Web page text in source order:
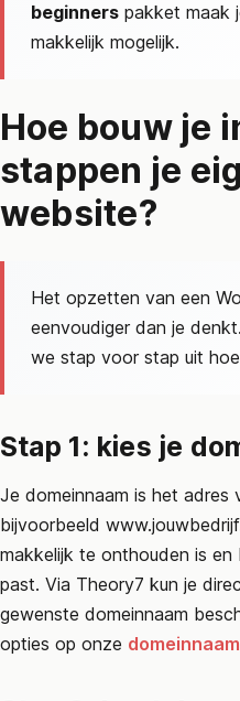
beginners pakket maak
makkelijk mogelijk.
Hoe bouw je
stappen je
website?
Het opzetten van een
eenvoudiger dan je
we stap voor stap uit
Stap 1: kies je
Je domeinnaam is het adres
bijvoorbeeld
makkelijk te onthouden is
past. Via Theory7 kun je
gewenste domeinnaam
opties op onze